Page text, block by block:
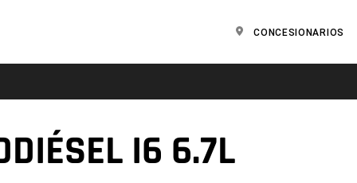
CONCESIONARIOS
I6 6.7L